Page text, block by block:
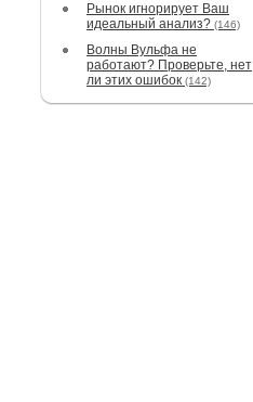
Рынок игнорирует Ваш
идеальный анализ? (146)
Волны Вульфа не
работают? Проверьте, нет
ли этих ошибок (142)